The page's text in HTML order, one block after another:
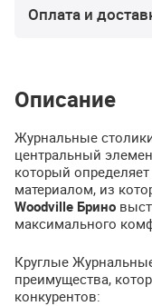
Оплата и
Описание
Журнальные
центральный
который
материалом, из
Woodville Брино
максимального
Круглые
преимущества,
конкурентов: